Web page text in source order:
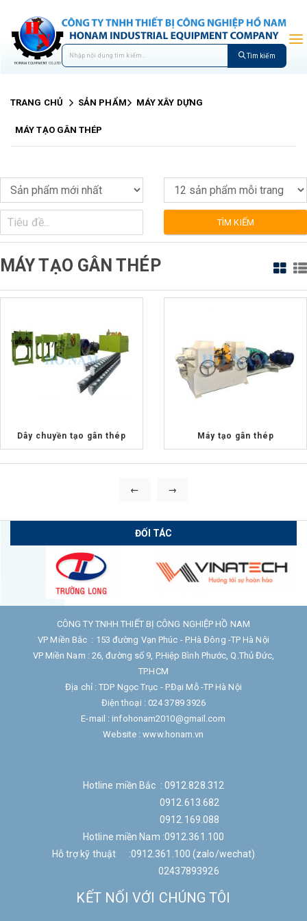
Tìm kiếm
TRANG CHỦ SẢN PHẨM MÁY XÂY DỰNG
MÁY TẠO GÂN THÉP
TÌM KIẾM
MÁY TẠO GÂN THÉP
Dây chuyền tạo gân thép Máy tạo gân thép
← →
ĐỐI TÁC
CÔNG TY TNHH THIẾT BỊ CÔNG NGHIỆP HỒ NAM
VP Miền Bắc : 153 đường Vạn Phúc - P.Hà Đông -TP Hà Nội
VP Miền Nam : 26, đường số 9, P.Hiệp Bình Phước, Q.Thủ Đức,
TP.HCM
Địa chỉ : TDP Ngọc Trục - P.Đại Mỗ -TP Hà Nội
Điện thoại : 024 3789 3926
E-mail : infohonam2010@gmail.com
Website : www.honam.vn
Hotline miền Bắc : 0912.828.312
0912.613.682
0912.169.088
Hotline miền Nam :0912.361.100
Hỗ trợ kỹ thuật :0912.361.100 (zalo/wechat)
02437893926
KẾT NỐI VỚI CHÚNG TÔI